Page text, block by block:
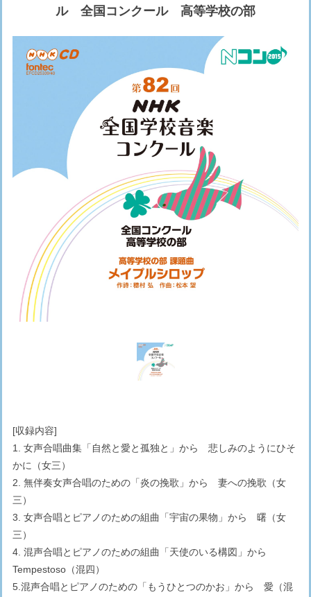
ル 全国コンクール 高等学校の部
[収録内容]
1. 女声合唱曲集「自然と愛と孤独と」から 悲しみのようにひそ
かに（女三）
2. 無伴奏女声合唱のための「炎の挽歌」から 妻への挽歌（女
三）
3. 女声合唱とピアノのための組曲「宇宙の果物」から 曙（女
三）
4. 混声合唱とピアノのための組曲「天使のいる構図」から
Tempestoso（混四）
5.混声合唱とピアノのための「もうひとつのかお」から 愛（混